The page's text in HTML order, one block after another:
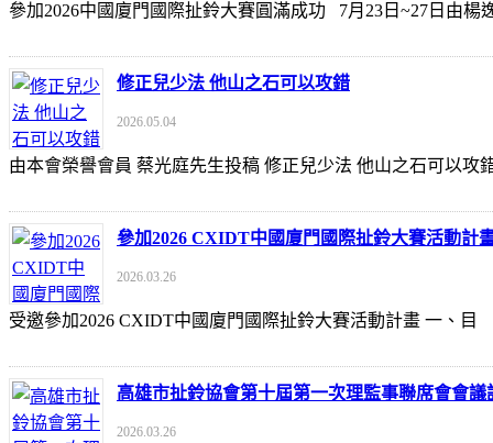
參加2026中國廈門國際扯鈴大賽圓滿成功 7月23日~27日由
修正兒少法 他山之石可以攻錯
2026.05.04
由本會榮譽會員 蔡光庭先生投稿 修正兒少法 他山之石可以攻
參加2026 CXIDT中國廈門國際扯鈴大賽活動計
2026.03.26
受邀參加2026 CXIDT中國廈門國際扯鈴大賽活動計畫 一、
高雄市扯鈴協會第十屆第一次理監事聯席會會議
2026.03.26